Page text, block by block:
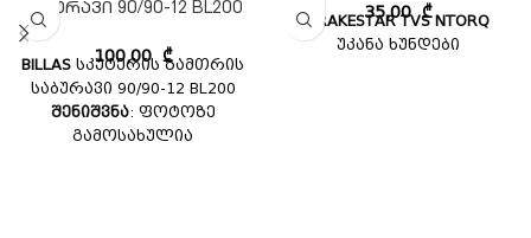
საბურავი 90/90-12 BL200
100,00 ₾
BILLAS სკუტერის ზამთრის
საბურავი 90/90-12 BL200
შენიშვნა: ფოტოზე
გამოსახულია
35,00₾
BRAKESTAR TVS NTORQ
უკანა ხუნდები